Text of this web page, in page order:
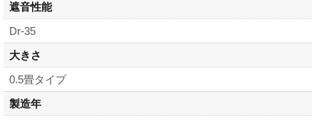
遮音性能
Dr-35
大きさ
0.5畳タイプ
製造年